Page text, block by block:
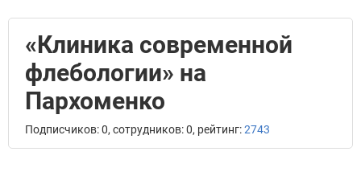
«Клиника современной
флебологии» на
Пархоменко
Подписчиков: 0, сотрудников: 0, рейтинг:2743